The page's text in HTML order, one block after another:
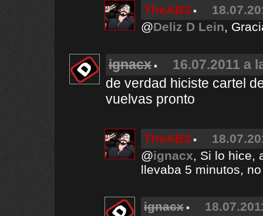
TheAB3
@Deliz D Lein,
ignacx
16.07.2011 a
de verdad hiciste cartel
vuelvas pronto
TheAB3
@ignacx, Si lo hice,
llevaba 5 minutos,
ignacx